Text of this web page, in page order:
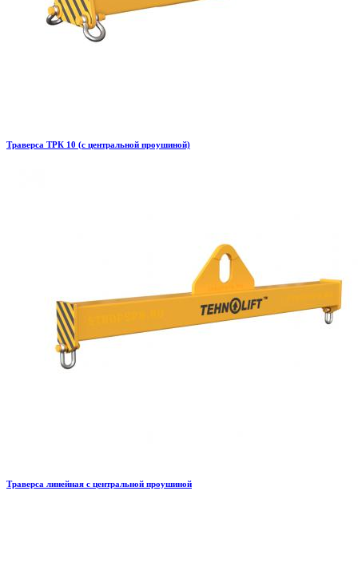
Траверса ТРК 10 (с центральной проушиной)
Траверса линейная с центральной проушиной